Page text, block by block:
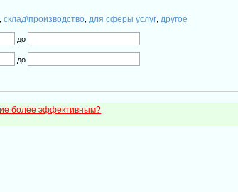
,склад\производство для сферы услуг другое
до
до
более эффективным?